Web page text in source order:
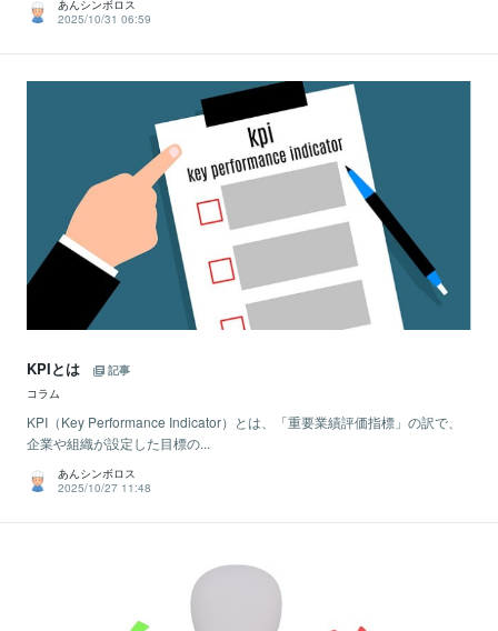
あんシンボロス
2025/10/31 06:59
KPIとは
記事
コラム
KPI（Key Performance Indicator）とは、「重要業績評価指標」の訳で、
企業や組織が設定した目標の...
あんシンボロス
2025/10/27 11:48